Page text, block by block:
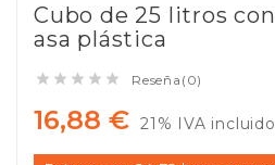
Cubo de 25 litros con
asa plástica
     Reseña(0)
16,88 € 21% IVA incluido